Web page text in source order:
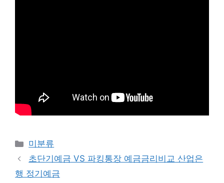
Categories
미분류
초단기예금 VS 파킹통장 예금금리비교 산업은
행 정기예금